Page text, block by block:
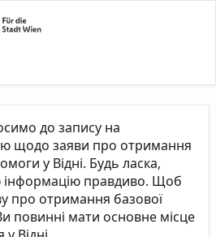
до запису на
щодо заяви про отримання
у Відні. Будь ласка,
інформацію правдиво. Щоб
про отримання базової
повинні мати основне місце